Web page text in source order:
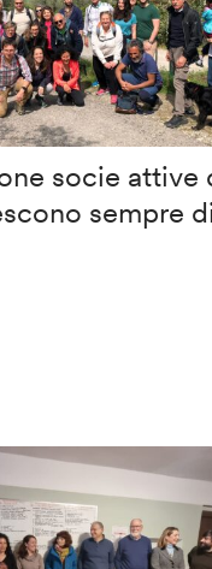
socie attive
sempre